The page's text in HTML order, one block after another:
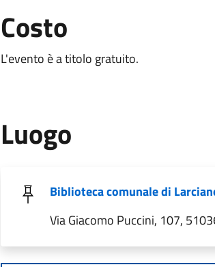
Costo
L'evento è a titolo gratuito.
Luogo
Biblioteca comunale di
Via Giacomo Puccini, 107,